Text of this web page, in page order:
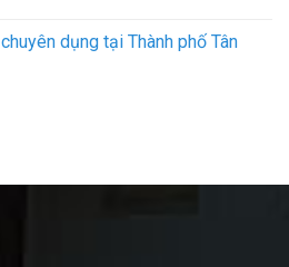
dụng tại Thành phố Tân